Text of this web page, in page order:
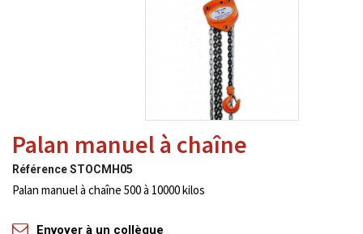
Palan manuel à chaîne
RéférenceSTOCMH05
Palan manuel à chaîne 500 à 10000 kilos
Envoyer à un collègue